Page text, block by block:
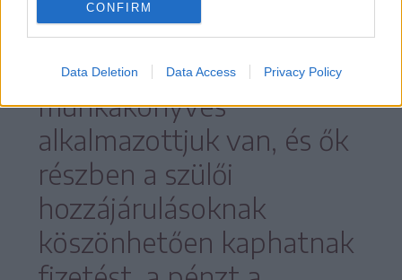
CONFIRM
Data Deletion Data Access Privacy Policy
Három saját,
munkakönyves
alkalmazottjuk van, és ők
részben a szülői
hozzájárulásoknak
köszönhetően kaphatnak